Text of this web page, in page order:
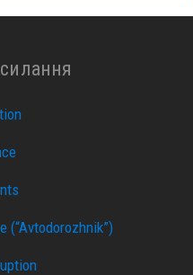
(“Avtodorozhnik”)